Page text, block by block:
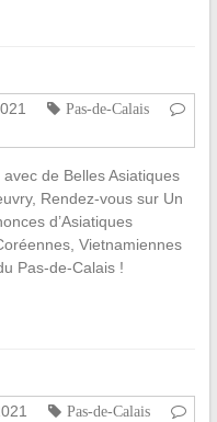
Pas-de-Calais
de Belles Asiatiques
Rendez-vous sur Un
d’Asiatiques
Vietnamiennes
Pas-de-Calais !
Pas-de-Calais